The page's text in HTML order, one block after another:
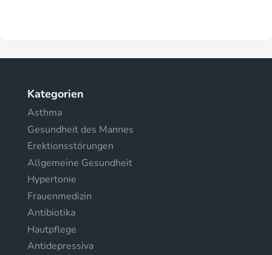
Kategorien
Asthma
Gesundheit des Mannes
Erektionsstörungen
Allgemeine Gesundheit
Hypertonie
Frauenmedizin
Antibiotika
Hautpflege
Antidepressiva